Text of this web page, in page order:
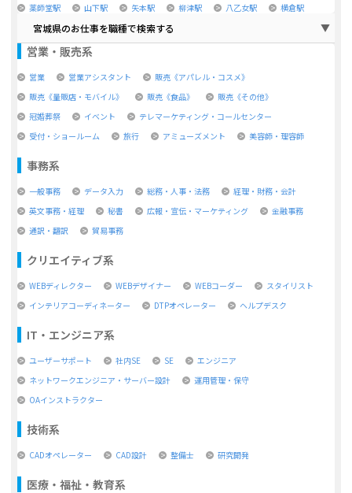
薬師堂駅
山下駅 矢本駅 柳津駅 八乙女駅 横倉駅
宮城県のお仕事を職種で検索する
営業・販売系
営業 営業アシスタント
販売《アパレル・コスメ》
販売《量販店・モバイル》
販売《食品》
販売《その他》
冠婚葬祭
イベント
テレマーケティング・コールセンター
受付・ショールーム
旅行 アミューズメント 美容師・理容師
事務系
一般事務 データ入力 総務・人事・法務
経理・財務・会計
英文事務・経理
秘書 広報・宣伝・マーケティング
金融事務
通訳・翻訳
貿易事務
クリエイティブ系
WEBディレクター WEBデザイナー WEBコーダー
スタイリスト
インテリアコーディネーター
DTPオペレーター ヘルプデスク
IT・エンジニア系
ユーザーサポート 社内SE SE
エンジニア
ネットワークエンジニア・サーバー設計
運用管理・保守
OAインストラクター
技術系
CADオペレーター CAD設計 整備士 研究開発
医療・福祉・教育系